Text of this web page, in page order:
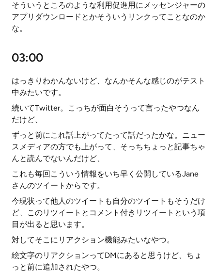
そういうところのような利用促進用にメッセンジャーの
アプリダウンロードとかそういうリンクってことなのか
な。
03:00
はっきりわかんないけど、なんかそんな感じのがテスト
中みたいです。
続いてTwitter。こっちが面白そうって言ったやつなん
だけど、
ずっと前にこれ話上がってたって話だったかな。ニュー
スメディアの方でも上がって、そっちちょっと記事ちゃ
んと読んでないんだけど、
これも毎回こういう情報をいち早く公開しているJane
さんのツイートからです。
今現状って他人のツイートも自分のツイートもそうだけ
ど、このリツイートとコメント付きリツイートという項
目が出ると思います。
対してそこにリアクション機能みたいなやつ。
絵文字のリアクションってDMにあると思うけど、ちょ
っと前に追加されたやつ。